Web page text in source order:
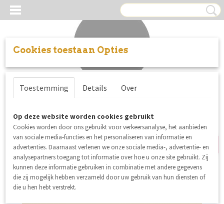
Inloggen Registreren
nieuw
Cookies toestaan Opties
Toestemming Details Over
Op deze website worden cookies gebruikt
Cookies worden door ons gebruikt voor verkeersanalyse, het aanbieden
van sociale media-functies en het personaliseren van informatie en
advertenties. Daarnaast verlenen we onze sociale media-, advertentie- en
analysepartners toegang tot informatie over hoe u onze site gebruikt. Zij
kunnen deze informatie gebruiken in combinatie met andere gegevens
die zij mogelijk hebben verzameld door uw gebruik van hun diensten of
die u hen hebt verstrekt.